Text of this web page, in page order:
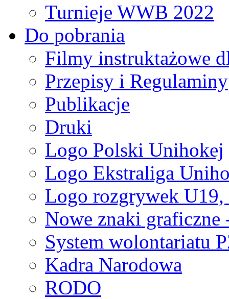
Turnieje WWB 2022
Do pobrania
Filmy instruktażowe
Przepisy i Regulaminy
Publikacje
Druki
Logo Polski Unihokej
Logo Ekstraliga
Logo rozgrywek
Nowe znaki graficzne
System wolontariatu
Kadra Narodowa
RODO